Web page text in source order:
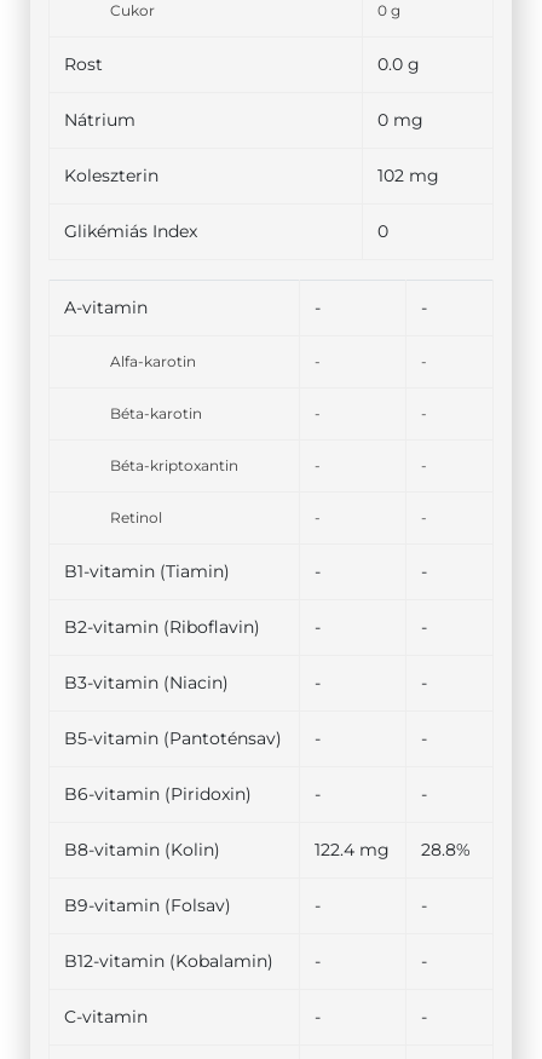
Cukor 0 g
Rost 0.0 g
Nátrium 0 mg
Koleszterin 102 mg
Glikémiás Index 0
A-vitamin - -
Alfa-karotin - -
Béta-karotin - -
Béta-kriptoxantin - -
Retinol - -
B1-vitamin (Tiamin) - -
B2-vitamin (Riboflavin) - -
B3-vitamin (Niacin) - -
B5-vitamin (Pantoténsav) - -
B6-vitamin (Piridoxin) - -
B8-vitamin (Kolin) 122.4 mg 28.8%
B9-vitamin (Folsav) - -
B12-vitamin (Kobalamin) - -
C-vitamin - -